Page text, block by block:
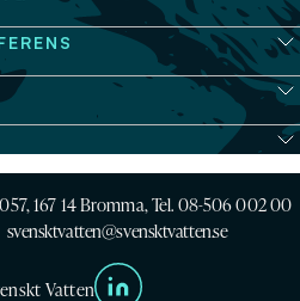
167 14 Bromma, Tel. 08-506 002 00
svensktvatten@svensktvatten.se
Vatten